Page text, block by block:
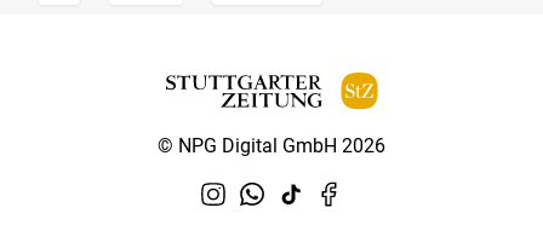
© NPG Digital GmbH 2026